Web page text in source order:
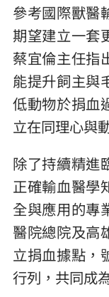
參考國際獸醫
期望建立一套
蔡宜倫主任指
能提升飼主與
低動物於捐血
立在同理心與
除了持續精進
正確輸血醫學
全與應用的專
醫院總院及高
立捐血據點，
行列，共同成